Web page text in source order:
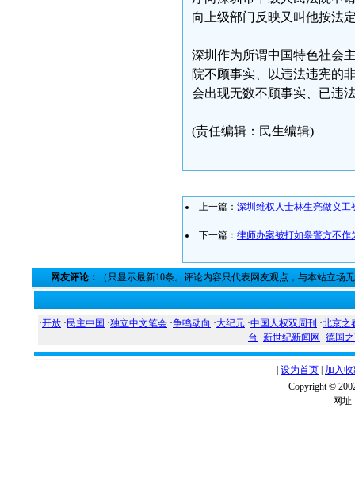
向上级部门反映又叫他按法
深圳作为所谓中国特色社会
院不顾事实、以违法违宪的
会出现无数不顾事实、已违
(责任编辑：民生编辑)
上一篇： 深圳维权人士林生亮做义工
下一篇： 律师办案被打如皋警方不作
网友评论： （只显示最新10条。评论内容只代表网友观点，与本站立场
·开放 · 民主中国 ·独立中文笔会 ·争鸣动向 ·大纪元 ·中国人权双周刊 ·北京之
台 ·新世纪新闻网 ·德国
设为首页 加入
Copyright ©
网址